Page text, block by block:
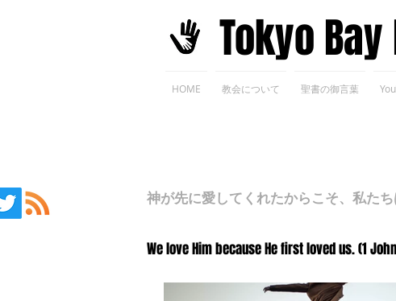
​Tokyo
HOME 教会について 聖書の御言葉
神が先に愛してくれたからこそ、私た
We love Him because He first loved us. (1